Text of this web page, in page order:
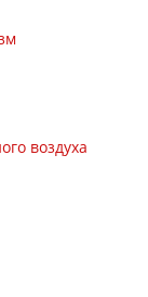
воздуха